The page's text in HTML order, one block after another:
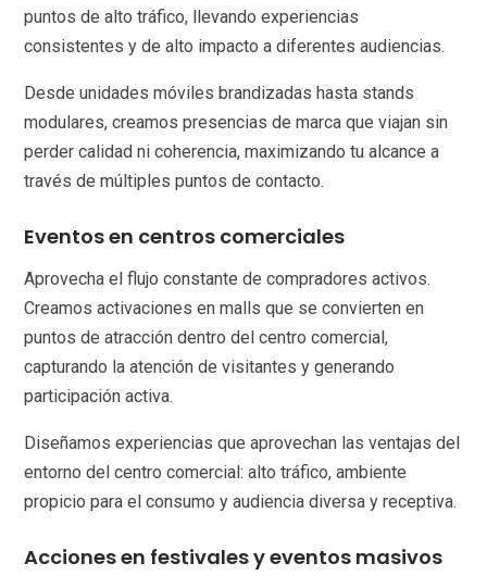
puntos de alto tráfico, llevando experiencias
consistentes y de alto impacto a diferentes audiencias.
Desde unidades móviles brandizadas hasta stands
modulares, creamos presencias de marca que viajan sin
perder calidad ni coherencia, maximizando tu alcance a
través de múltiples puntos de contacto.
Eventos en centros comerciales
Aprovecha el flujo constante de compradores activos.
Creamos activaciones en malls que se convierten en
puntos de atracción dentro del centro comercial,
capturando la atención de visitantes y generando
participación activa.
Diseñamos experiencias que aprovechan las ventajas del
entorno del centro comercial: alto tráfico, ambiente
propicio para el consumo y audiencia diversa y receptiva.
Acciones en festivales y eventos masivos